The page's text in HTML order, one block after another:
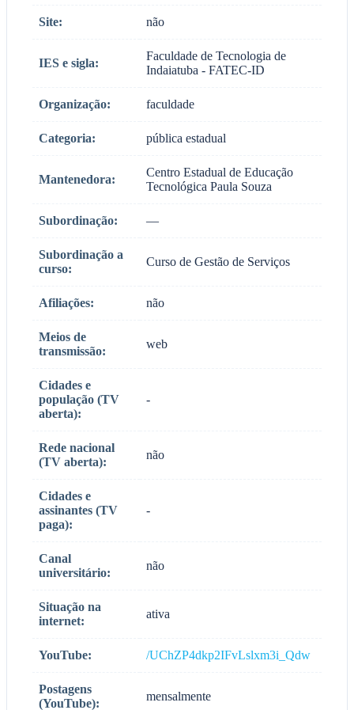
Site: não
IES e sigla:
Faculdade de Tecnologia de
Indaiatuba - FATEC-ID
Organização: faculdade
Categoria: pública estadual
Mantenedora:
Centro Estadual de Educação
Tecnológica Paula Souza
Subordinação: —
Subordinação a
curso:
Curso de Gestão de Serviços
Afiliações: não
Meios de
transmissão:
web
Cidades e
população (TV
aberta):
-
Rede nacional
(TV aberta):
não
Cidades e
assinantes (TV
paga):
-
Canal
universitário:
não
Situação na
internet:
ativa
YouTube: /UChZP4dkp2IFvLslxm3i_Qdw
Postagens
(YouTube):
mensalmente